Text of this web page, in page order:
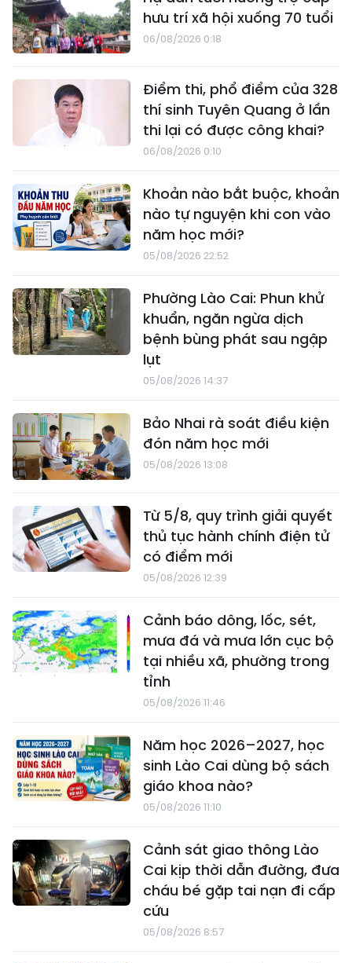
hưu trí xã hội xuống 70 tuổi
06/08/2026 0:18
Điểm thi, phổ điểm của 328
thí sinh Tuyên Quang ở lần
thi lại có được công khai?
06/08/2026 0:10
Khoản nào bắt buộc, khoản
nào tự nguyện khi con vào
năm học mới?
05/08/2026 22:52
Phường Lào Cai: Phun khử
khuẩn, ngăn ngừa dịch
bệnh bùng phát sau ngập
lụt
05/08/2026 14:37
Bảo Nhai rà soát điều kiện
đón năm học mới
05/08/2026 13:08
Từ 5/8, quy trình giải quyết
thủ tục hành chính điện tử
có điểm mới
05/08/2026 12:39
Cảnh báo dông, lốc, sét,
mưa đá và mưa lớn cục bộ
tại nhiều xã, phường trong
tỉnh
05/08/2026 11:46
Năm học 2026–2027, học
sinh Lào Cai dùng bộ sách
giáo khoa nào?
05/08/2026 11:10
Cảnh sát giao thông Lào
Cai kịp thời dẫn đường, đưa
cháu bé gặp tai nạn đi cấp
cứu
05/08/2026 8:57